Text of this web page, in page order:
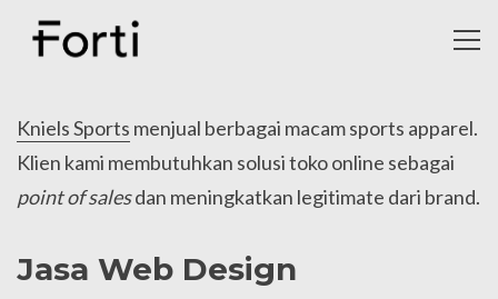
Kniels Sports menjual berbagai macam sports apparel.
Klien kami membutuhkan solusi toko online sebagai
point of salesdan meningkatkan legitimate dari brand.
Jasa Web Design